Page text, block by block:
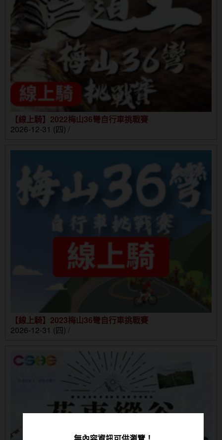
【線上騎】2022梅山36彎自行車挑戰賽
2026-12-31 (四) /
【線上騎】2023梅山36彎自行車挑戰賽
2026-12-31 (四) /